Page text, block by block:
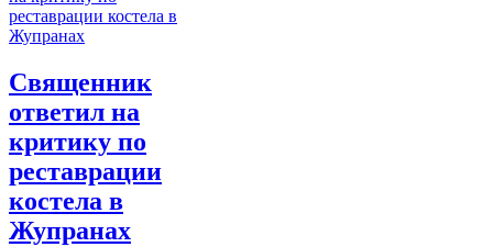
Священник
ответил на
критику по
реставрации
костела в
Жупранах